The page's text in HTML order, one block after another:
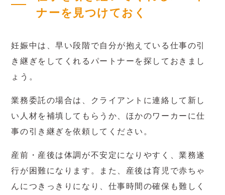
ナーを見つけておく
妊娠中は、早い段階で自分が抱えている仕事の引
き継ぎをしてくれるパートナーを探しておきまし
ょう。
業務委託の場合は、クライアントに連絡して新し
い人材を補填してもらうか、ほかのワーカーに仕
事の引き継ぎを依頼してください。
産前・産後は体調が不安定になりやすく、業務遂
行が困難になります。また、産後は育児で赤ちゃ
んにつきっきりになり、仕事時間の確保も難しく